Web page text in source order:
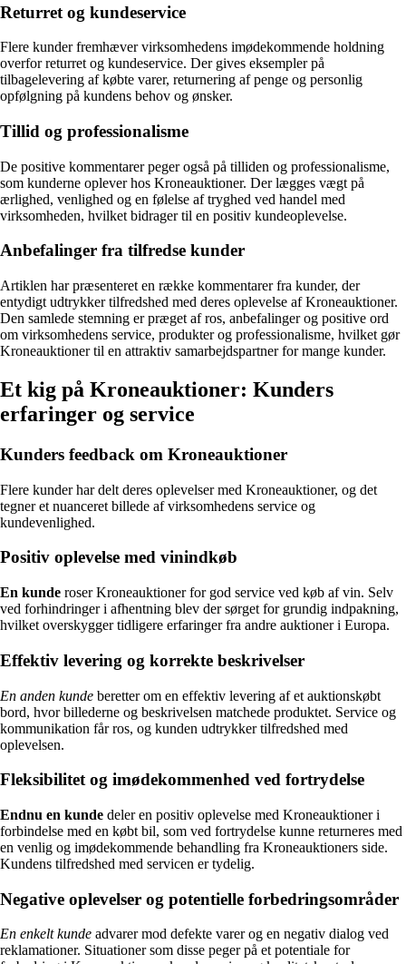
Returret og kundeservice
Flere kunder fremhæver virksomhedens imødekommende holdning
overfor returret og kundeservice. Der gives eksempler på
tilbagelevering af købte varer, returnering af penge og personlig
opfølgning på kundens behov og ønsker.
Tillid og professionalisme
De positive kommentarer peger også på tilliden og professionalisme,
som kunderne oplever hos Kroneauktioner. Der lægges vægt på
ærlighed, venlighed og en følelse af tryghed ved handel med
virksomheden, hvilket bidrager til en positiv kundeoplevelse.
Anbefalinger fra tilfredse kunder
Artiklen har præsenteret en række kommentarer fra kunder, der
entydigt udtrykker tilfredshed med deres oplevelse af Kroneauktioner.
Den samlede stemning er præget af ros, anbefalinger og positive ord
om virksomhedens service, produkter og professionalisme, hvilket gør
Kroneauktioner til en attraktiv samarbejdspartner for mange kunder.
Et kig på Kroneauktioner: Kunders
erfaringer og service
Kunders feedback om Kroneauktioner
Flere kunder har delt deres oplevelser med Kroneauktioner, og det
tegner et nuanceret billede af virksomhedens service og
kundevenlighed.
Positiv oplevelse med vinindkøb
En kunde roser Kroneauktioner for god service ved køb af vin. Selv
ved forhindringer i afhentning blev der sørget for grundig indpakning,
hvilket overskygger tidligere erfaringer fra andre auktioner i Europa.
Effektiv levering og korrekte beskrivelser
En anden kunde beretter om en effektiv levering af et auktionskøbt
bord, hvor billederne og beskrivelsen matchede produktet. Service og
kommunikation får ros, og kunden udtrykker tilfredshed med
oplevelsen.
Fleksibilitet og imødekommenhed ved fortrydelse
Endnu en kunde deler en positiv oplevelse med Kroneauktioner i
forbindelse med en købt bil, som ved fortrydelse kunne returneres med
en venlig og imødekommende behandling fra Kroneauktioners side.
Kundens tilfredshed med servicen er tydelig.
Negative oplevelser og potentielle forbedringsområder
En enkelt kunde advarer mod defekte varer og en negativ dialog ved
reklamationer. Situationer som disse peger på et potentiale for